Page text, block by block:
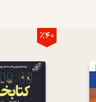
٪40